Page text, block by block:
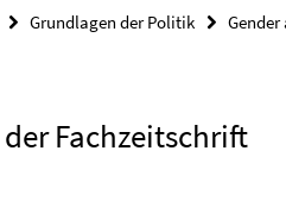
Grundlagen der Politik
Fachzeitschrift